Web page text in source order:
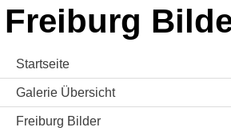
Freiburg
Startseite
Galerie Übersicht
Freiburg Bilder